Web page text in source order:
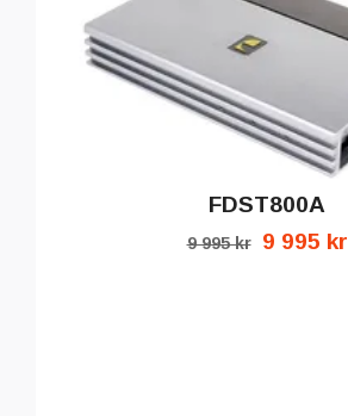
FDST800A
9 995 kr 9 995 kr